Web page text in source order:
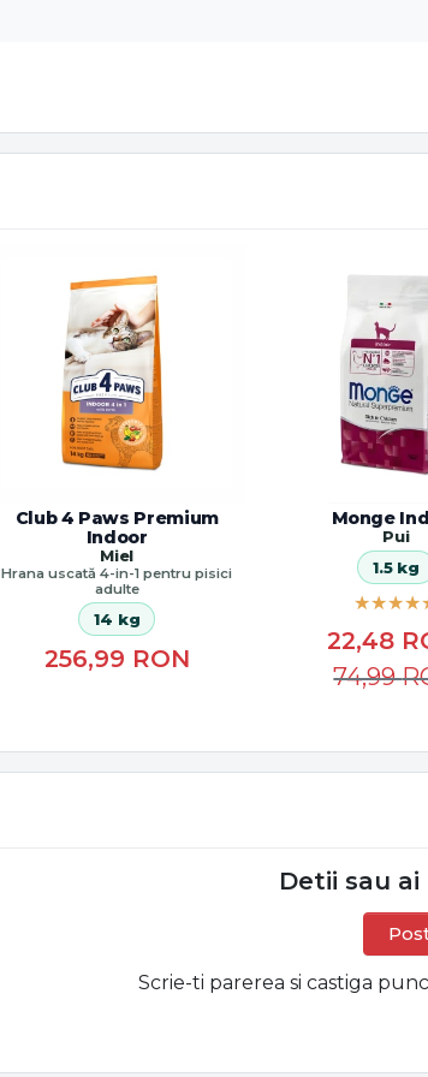
Club 4 Paws Premium
Indoor
Miel
Hrana uscată 4-in-1 pentru pisici
adulte
14 kg
256,99 RON
Monge
Pui
1.5 kg
22,48
74,99
Detii sau
Scrie-ti parerea si castiga